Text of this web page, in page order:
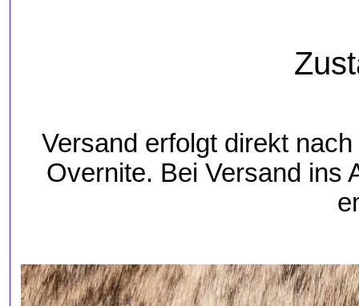
Versand erfolgt direkt
Overnite. Bei Versand ins